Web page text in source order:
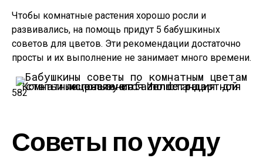
Чтобы комнатные растения хорошо росли и
развивались, на помощь придут 5 бабушкиных
советов для цветов. Эти рекомендации достаточно
просты и их выполнение не занимает много времени.
Комнатные растения.
Иллюстрация для статьи используется по стандартной лицензии ©ofazende.ru
582
Советы по уходу